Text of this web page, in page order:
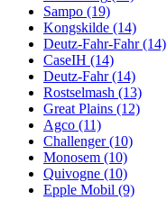
Sampo (19)
Kongskilde (14)
Deutz-Fahr-Fahr (14)
CaseIH (14)
Deutz-Fahr (14)
Rostselmash (13)
Great Plains (12)
Agco (11)
Challenger (10)
Monosem (10)
Quіvogne (10)
Epple Mobil (9)